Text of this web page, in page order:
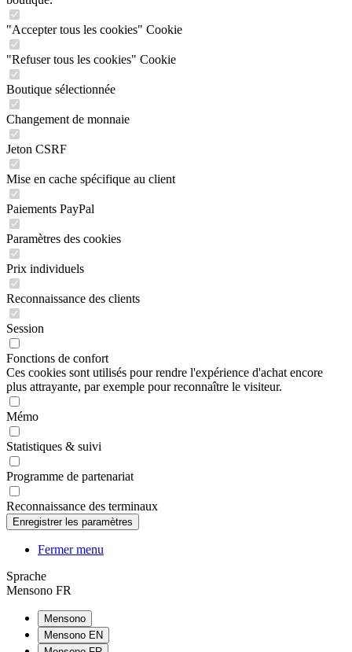
"Accepter tous les cookies" Cookie
"Refuser tous les cookies" Cookie
Boutique sélectionnée
Changement de monnaie
Jeton CSRF
Mise en cache spécifique au client
Paiements PayPal
Paramètres des cookies
Prix individuels
Reconnaissance des clients
Session
Fonctions de confort
Ces cookies sont utilisés pour rendre l'expérience d'achat encore
plus attrayante, par exemple pour reconnaître le visiteur.
Mémo
Statistiques & suivi
Programme de partenariat
Reconnaissance des terminaux
Fermer menu
Sprache
Mensono FR
Mensono
Mensono EN